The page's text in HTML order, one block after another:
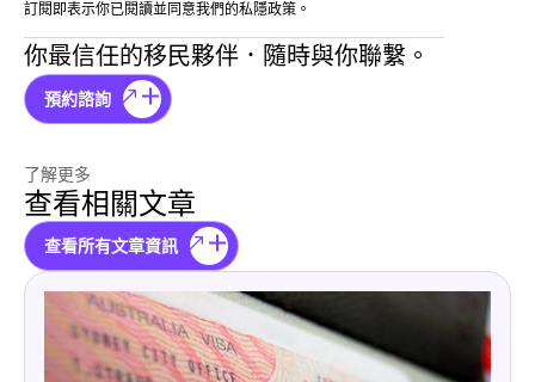
訂閱即表示你已閱讀並同意我們的私隱政策。
你最信任的移民夥伴．隨時與你聯繫。
預約諮詢
了解更多
查看相關文章
查看所有文章資訊